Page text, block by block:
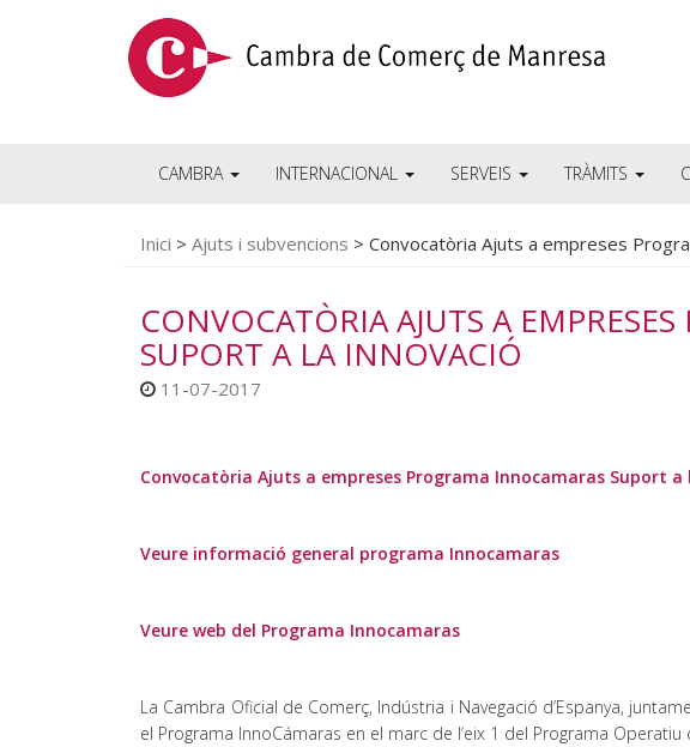
CAMBRA INTERNACIONAL SERVEIS TRÀMITS
Inici > Ajuts i subvencions > Convocatòria Ajuts a empreses
CONVOCATÒRIA AJUTS A
SUPORT A LA INNOVACIÓ
11-07-2017
Convocatòria Ajuts a empreses Programa Innocamaras Suport a
Veure informació general programa Innocamaras
Veure web del Programa Innocamaras
La Cambra Oficial de Comerç, Indústria i Navegació d’Espanya,
el Programa InnoCámaras en el marc de l’eix 1 del Programa Operatiu